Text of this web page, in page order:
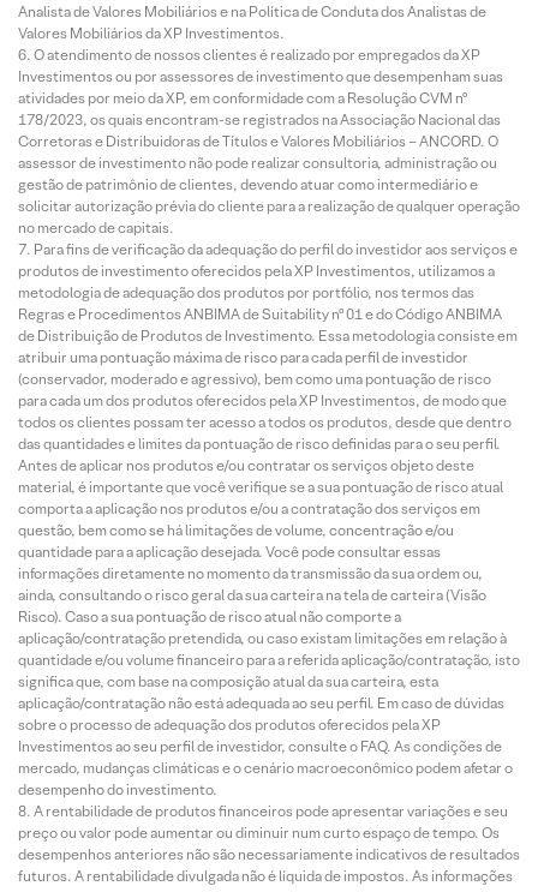
Analista de Valores Mobiliários e na Política de Conduta dos Analistas de
Valores Mobiliários da XP Investimentos.
O atendimento de nossos clientes é realizado por empregados da XP
Investimentos ou por assessores de investimento que desempenham suas
atividades por meio da XP, em conformidade com a Resolução CVM nº
178/2023, os quais encontram-se registrados na Associação Nacional das
Corretoras e Distribuidoras de Títulos e Valores Mobiliários – ANCORD. O
assessor de investimento não pode realizar consultoria, administração ou
gestão de patrimônio de clientes, devendo atuar como intermediário e
solicitar autorização prévia do cliente para a realização de qualquer operação
no mercado de capitais.
Para fins de verificação da adequação do perfil do investidor aos serviços e
produtos de investimento oferecidos pela XP Investimentos, utilizamos a
metodologia de adequação dos produtos por portfólio, nos termos das
Regras e Procedimentos ANBIMA de Suitability nº 01 e do Código ANBIMA
de Distribuição de Produtos de Investimento. Essa metodologia consiste em
atribuir uma pontuação máxima de risco para cada perfil de investidor
(conservador, moderado e agressivo), bem como uma pontuação de risco
para cada um dos produtos oferecidos pela XP Investimentos, de modo que
todos os clientes possam ter acesso a todos os produtos, desde que dentro
das quantidades e limites da pontuação de risco definidas para o seu perfil.
Antes de aplicar nos produtos e/ou contratar os serviços objeto deste
material, é importante que você verifique se a sua pontuação de risco atual
comporta a aplicação nos produtos e/ou a contratação dos serviços em
questão, bem como se há limitações de volume, concentração e/ou
quantidade para a aplicação desejada. Você pode consultar essas
informações diretamente no momento da transmissão da sua ordem ou,
ainda, consultando o risco geral da sua carteira na tela de carteira (Visão
Risco). Caso a sua pontuação de risco atual não comporte a
aplicação/contratação pretendida, ou caso existam limitações em relação à
quantidade e/ou volume financeiro para a referida aplicação/contratação, isto
significa que, com base na composição atual da sua carteira, esta
aplicação/contratação não está adequada ao seu perfil. Em caso de dúvidas
sobre o processo de adequação dos produtos oferecidos pela XP
Investimentos ao seu perfil de investidor, consulte o FAQ. As condições de
mercado, mudanças climáticas e o cenário macroeconômico podem afetar o
desempenho do investimento.
A rentabilidade de produtos financeiros pode apresentar variações e seu
preço ou valor pode aumentar ou diminuir num curto espaço de tempo. Os
desempenhos anteriores não são necessariamente indicativos de resultados
futuros. A rentabilidade divulgada não é líquida de impostos. As informações